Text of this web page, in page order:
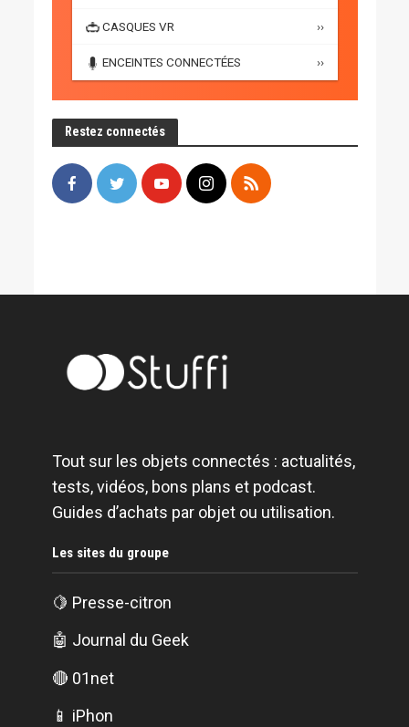
CASQUES VR ››
ENCEINTES CONNECTÉES ››
Restez connectés
Tout sur les objets connectés : actualités,
tests, vidéos, bons plans et podcast.
Guides d’achats par objet ou utilisation.
Les sites du groupe
🍋 Presse-citron
🤖 Journal du Geek
🔴 01net
📱 iPhon